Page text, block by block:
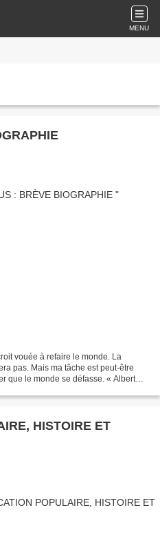
MENU
vouée à refaire le monde. La
pas. Mais ma tâche est peut-être
que le monde se défasse. « Albert
HISTOIRE ET